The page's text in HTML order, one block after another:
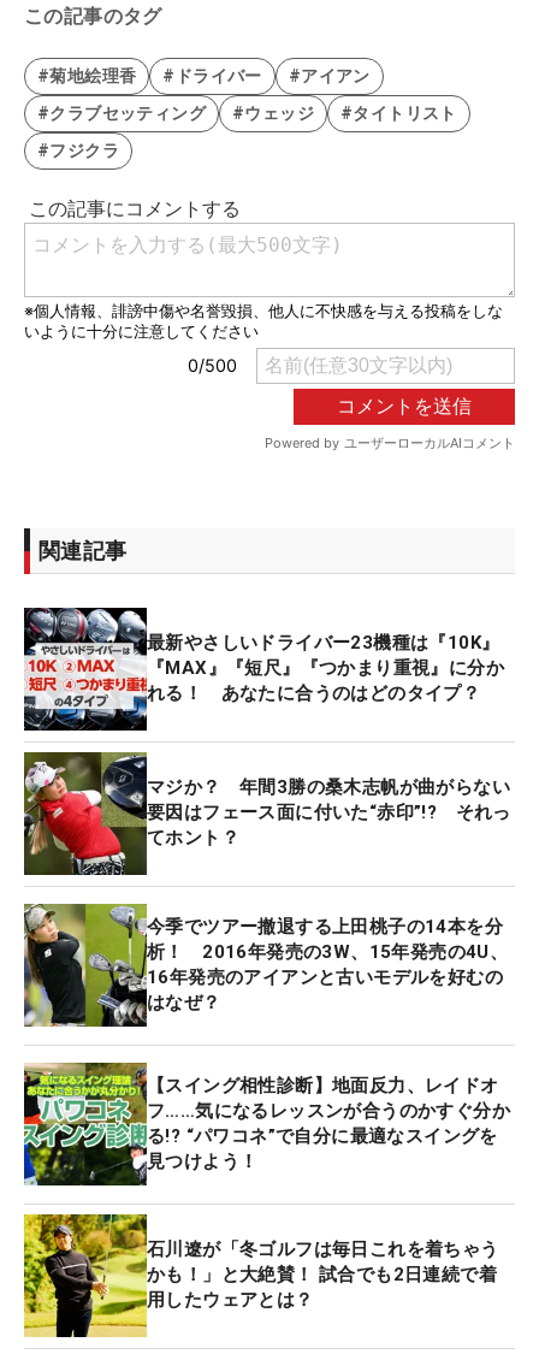
この記事のタグ
#菊地絵理香 #ドライバー
#アイアン
#クラブセッティング
#ウェッジ
#タイトリスト
#フジクラ
関連記事
最新やさしいドライバー23機種は『10K』
『MAX』『短尺』『つかまり重視』に分か
れる！ あなたに合うのはどのタイプ？
マジか？ 年間3勝の桑木志帆が曲がらない
要因はフェース面に付いた“赤印”!? それっ
てホント？
今季でツアー撤退する上田桃子の14本を分
析！ 2016年発売の3W、15年発売の4U、
16年発売のアイアンと古いモデルを好むの
はなぜ？
【スイング相性診断】地面反力、レイドオ
フ……気になるレッスンが合うのかすぐ分か
る!? “パワコネ”で自分に最適なスイングを
見つけよう！
石川遼が「冬ゴルフは毎日これを着ちゃう
かも！」と大絶賛！ 試合でも2日連続で着
用したウェアとは？